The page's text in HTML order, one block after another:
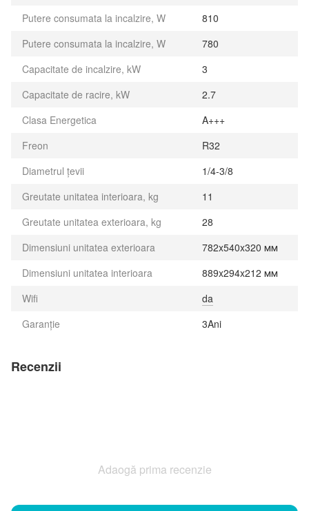
Putere consumata la incalzire, W
810
Putere consumata la incalzire, W
780
Capacitate de incalzire, kW
3
Capacitate de racire, kW
2.7
Clasa Energetica
A+++
Freon
R32
Diametrul țevii
1/4-3/8
Greutate unitatea interioara, kg
11
Greutate unitatea exterioara, kg
28
Dimensiuni unitatea exterioara
782x540x320 мм
Dimensiuni unitatea interioara
889x294x212 мм
Wifi
da
Garanție
3Ani
Recenzii
Adaogă prima recenzie